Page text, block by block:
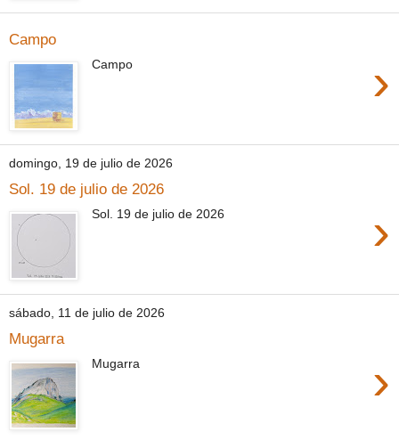
Campo
›
Campo
domingo, 19 de julio de 2026
Sol. 19 de julio de 2026
›
Sol. 19 de julio de 2026
sábado, 11 de julio de 2026
Mugarra
›
Mugarra